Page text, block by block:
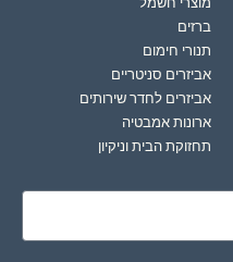
ברזים
תנורי חימום
אביזרים סניטריים
אביזרים לחדר שירותים
ארונות אמבטיה
תחזוקת הבית וניקיון